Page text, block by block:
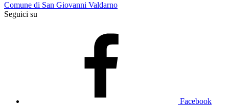
Comune di San Giovanni Valdarno
Seguici su
Facebook